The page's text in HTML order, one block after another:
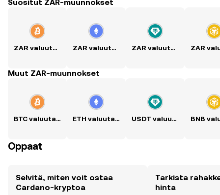
Suositut ZAR-muunnokset
ZAR valuutaksi BTC ZAR valuutaksi ETH ZAR valuutaksi USDT
Muut ZAR-muunnokset
BTC valuutaksi ZAR ETH valuutaksi ZAR USDT valuutaksi ZAR
Oppaat
Selvitä, miten voit ostaa
Cardano-kryptoa
Tarkista
hinta